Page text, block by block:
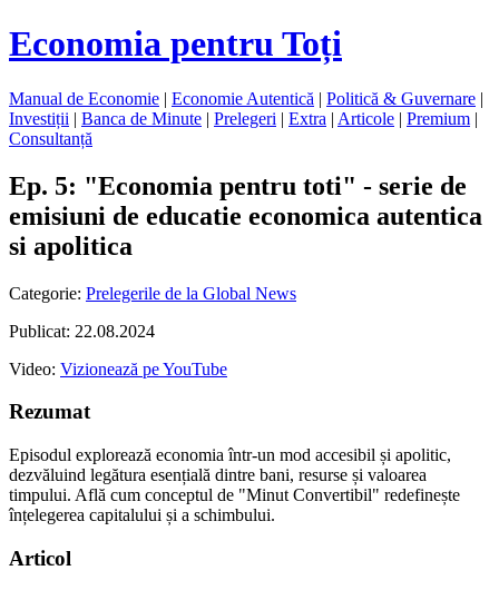
Economia pentru Toți
Manual de Economie | Economie Autentică | Politică & Guvernare |
Investiții | Banca de Minute | Prelegeri | Extra | Articole | Premium |
Consultanță
Ep. 5: "Economia pentru toti" - serie de
emisiuni de educatie economica autentica
si apolitica
Categorie: Prelegerile de la Global News
Publicat: 22.08.2024
Video: Vizionează pe YouTube
Rezumat
Episodul explorează economia într-un mod accesibil și apolitic,
dezvăluind legătura esențială dintre bani, resurse și valoarea
timpului. Află cum conceptul de "Minut Convertibil" redefinește
înțelegerea capitalului și a schimbului.
Articol